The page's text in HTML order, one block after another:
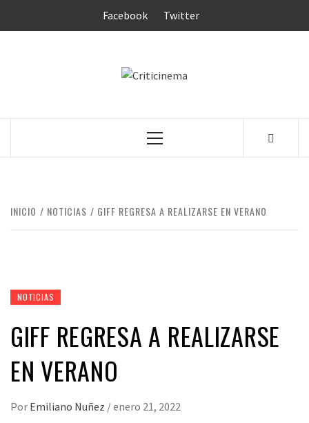
Facebook Twitter
Menú
INICIO NOTICIAS GIFF REGRESA A REALIZARSE EN VERANO
NOTICIAS
GIFF REGRESA A REALIZARSE
EN VERANO
Por Emiliano Nuñez /enero 21, 2022